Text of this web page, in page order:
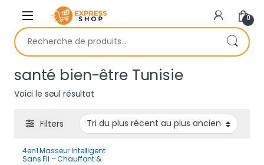
Skip to navigation
Skip to content
0
Recherche pour :
santé bien-être Tunisie
Voici le seul résultat
Filters
4en1 Masseur Intelligent
Sans Fil – Chauffant &